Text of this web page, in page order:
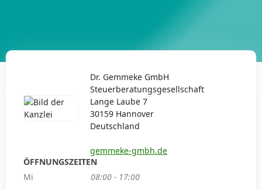
Dr. Gemmeke GmbH
Steuerberatungsgesellschaft
Lange Laube 7
30159 Hannover
Deutschland
gemmeke-gmbh.de
ÖFFNUNGSZEITEN
Mi
08:00 - 17:00